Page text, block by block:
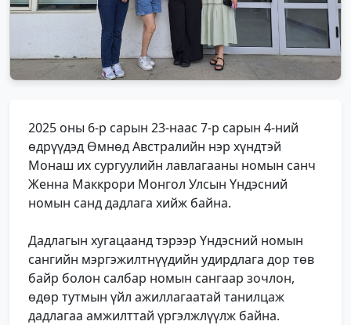
2025 оны 6-р сарын 23-наас 7-р сарын 4-ний
өдрүүдэд Өмнөд Австралийн нэр хүндтэй
Монаш их сургуулийн лавлагааны номын санч
Женна Маккрори Монгол Улсын Үндэсний
номын санд дадлага хийж байна.
Дадлагын хугацаанд тэрээр Үндэсний номын
сангийн мэргэжилтнүүдийн удирдлага дор төв
байр болон салбар номын сангаар зочлон,
өдөр тутмын үйл ажиллагаатай танилцаж
дадлагаа амжилттай үргэлжлүүлж байна.